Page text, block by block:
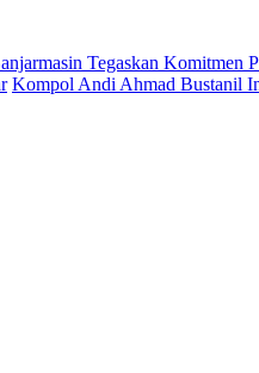
Tegaskan Komitmen
Kompol Andi Ahmad Bustanil